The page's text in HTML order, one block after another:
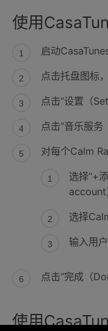
使用
启动
点击托盘图标
点击“设置（
点击“音乐服
对每个Calm
选择“+
account
选择
输入用
点击“完成（
使用